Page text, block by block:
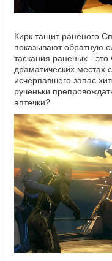
Кирк тащит раненого
показывают обратную
таскания раненых - это
драматических местах
исчерпавшего запас
рученьки
аптечки?